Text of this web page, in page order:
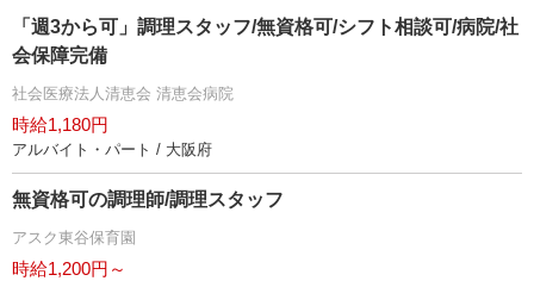
「週3から可」調理スタッフ/無資格可/シフト相談可/病院/社
会保障完備
社会医療法人清恵会 清恵会病院
時給1,180円
アルバイト・パート / 大阪府
無資格可の調理師/調理スタッフ
アスク東谷保育園
時給1,200円～